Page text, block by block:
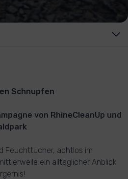
Schnupfen
von RhineCleanUp und
Feuchttücher, achtlos im
ein alltäglicher Anblick